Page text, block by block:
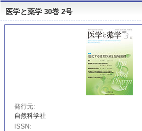
医学と薬学 30巻 2号
発行元
自然科学社
ISSN